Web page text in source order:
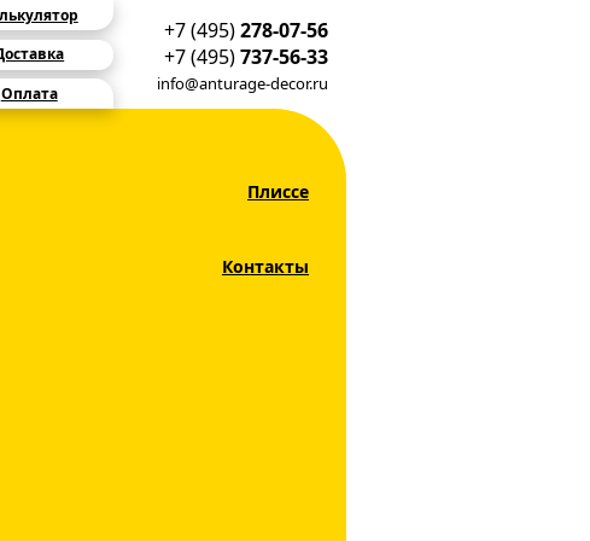
Оплата
+7 (495)278-07-56
+7 (495)737-56-33
info@anturage-decor.ru
Плиссе
Контакты
46 голубой
жалюзи